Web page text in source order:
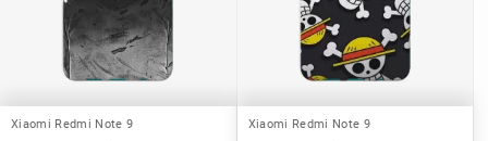
Xiaomi Redmi Note 9 Xiaomi Redmi Note 9